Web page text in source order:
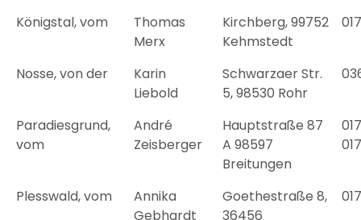
Königstal, vom
Thomas
Merx
Kirchberg, 99752
Kehmstedt
Nosse, von der
Karin
Liebold
Schwarzaer Str.
5, 98530 Rohr
Paradiesgrund,
vom
André
Zeisberger
Hauptstraße 87
A 98597
Breitungen
Plesswald, vom
Annika
Gebhardt
Goethestraße 8,
36456